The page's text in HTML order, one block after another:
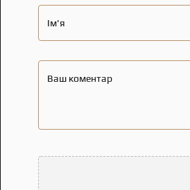
Ім'я
Ваш коментар